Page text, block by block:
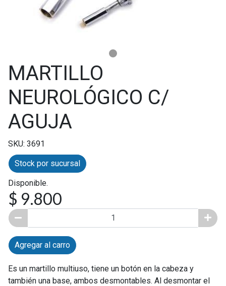
MARTILLO
NEUROLÓGICO C/
AGUJA
SKU: 3691
Stock por sucursal
Disponible.
$ 9.800
Agregar al carro
Es un martillo multiuso, tiene un botón en la cabeza y
también una base, ambos desmontables. Al desmontar el